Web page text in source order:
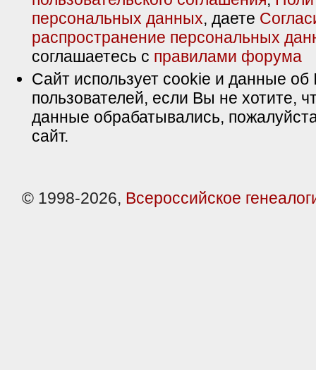
персональных данных, даете
распространение персональных
соглашаетесь с правилами форума
Сайт использует cookie и данные об
пользователей, если Вы не хотите,
данные обрабатывались,
сайт.
© 1998-2026, Всероссийское